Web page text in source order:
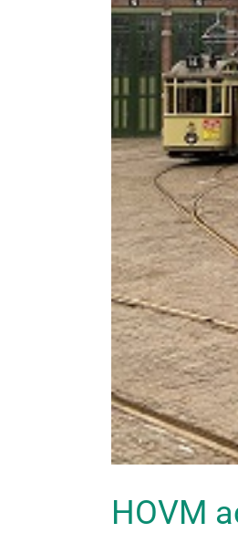
HOVM